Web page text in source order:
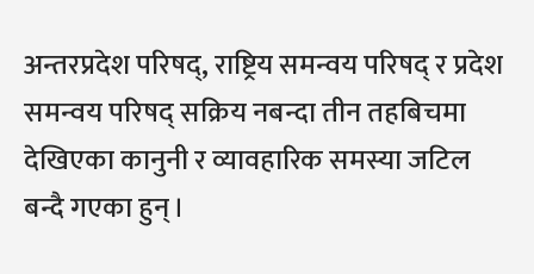
अन्तरप्रदेश परिषद्, राष्ट्रिय समन्वय परिषद् र प्रदेश
समन्वय परिषद् सक्रिय नबन्दा तीन तहबिचमा
देखिएका कानुनी र व्यावहारिक समस्या जटिल
बन्दै गएका हुन् ।